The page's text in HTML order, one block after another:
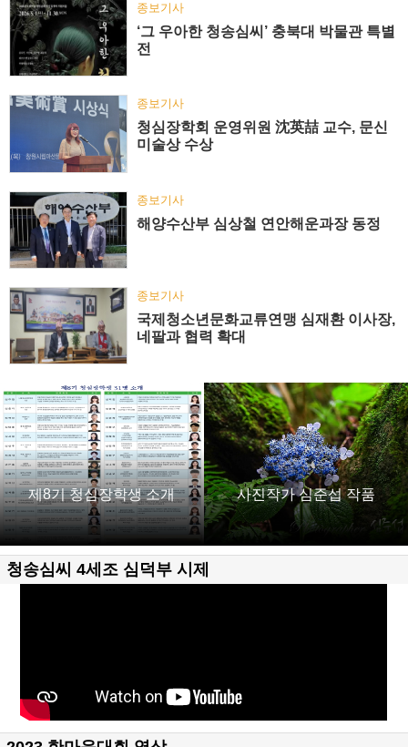
종보기사
‘그 우아한 청송심씨’ 충북대 박물관 특별
전
종보기사
청심장학회 운영위원 沈英喆 교수, 문신
미술상 수상
종보기사
해양수산부 심상철 연안해운과장 동정
종보기사
국제청소년문화교류연맹 심재환 이사장,
네팔과 협력 확대
제8기 청심장학생 소개 사진작가 심준섭 작품
청송심씨 4세조 심덕부 시제